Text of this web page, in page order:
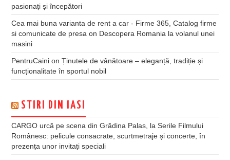
pasionați și începători
Cea mai buna varianta de rent a car - Firme 365, Catalog firme
si comunicate de presa on Descopera Romania la volanul unei
masini
PentruCaini onȚinutele de vânătoare – eleganță, tradiție și
funcționalitate în sportul nobil
STIRI DIN IASI
CARGO urcă pe scena din Grădina Palas, la Serile Filmului
Românesc: pelicule consacrate, scurtmetraje și concerte, în
prezența unor invitați speciali